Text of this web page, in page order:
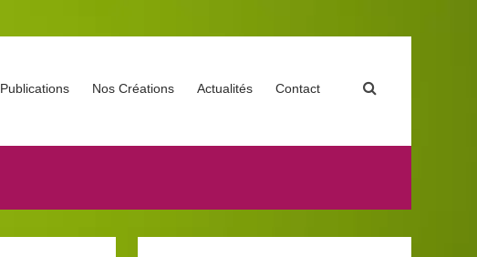
Publications Nos Créations Actualités Contact